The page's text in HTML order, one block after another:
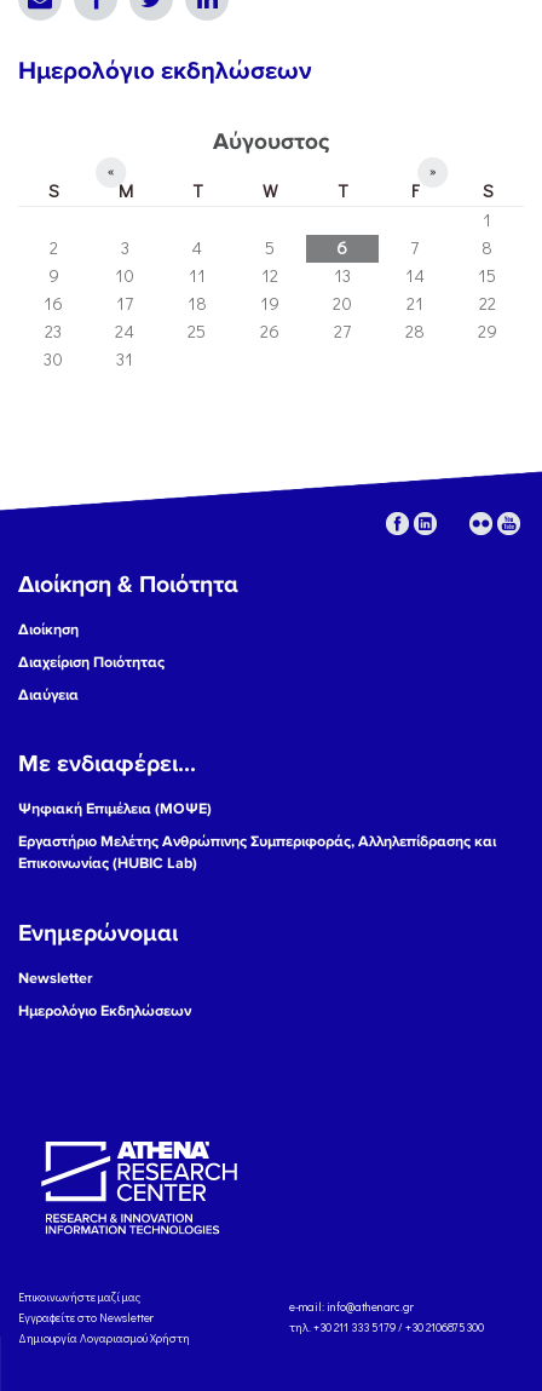
Ημερολόγιο εκδηλώσεων
Αύγουστος
« »
S M T W T F
S
1
2
3 4 5 6 7
8
9
10 11 12 13 14
15
16
17 18 19 20 21
22
23
24 25 26 27 28
29
30
31
Διοίκηση & Ποιότητα
Διοίκηση
Διαχείριση Ποιότητας
Διαύγεια
Με ενδιαφέρει...
Ψηφιακή Επιμέλεια (ΜΟΨΕ)
Εργαστήριο Μελέτης Ανθρώπινης Συμπεριφοράς, Αλληλεπίδρασης και
Επικοινωνίας (HUBIC Lab)
Ενημερώνομαι
Newsletter
Ημερολόγιο Εκδηλώσεων
Eπικοινωνήστε μαζί μας
Εγγραφείτε στο Newsletter
Δημιουργία Λογαριασμού Χρήστη
e-mail: info@athenarc.gr
τηλ. +30 211 333 5179 / +30 2106875300